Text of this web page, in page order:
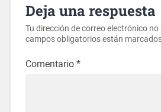
Deja una respuesta
Tu dirección de correo electrónico
campos obligatorios están
Comentario *